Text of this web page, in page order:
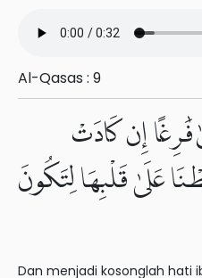
Al-Qasas : 9
إِن كَادَتْ
عَلَىٰ قَلْبِهَا لِتَكُونَ
Dan menjadi kosonglah hati